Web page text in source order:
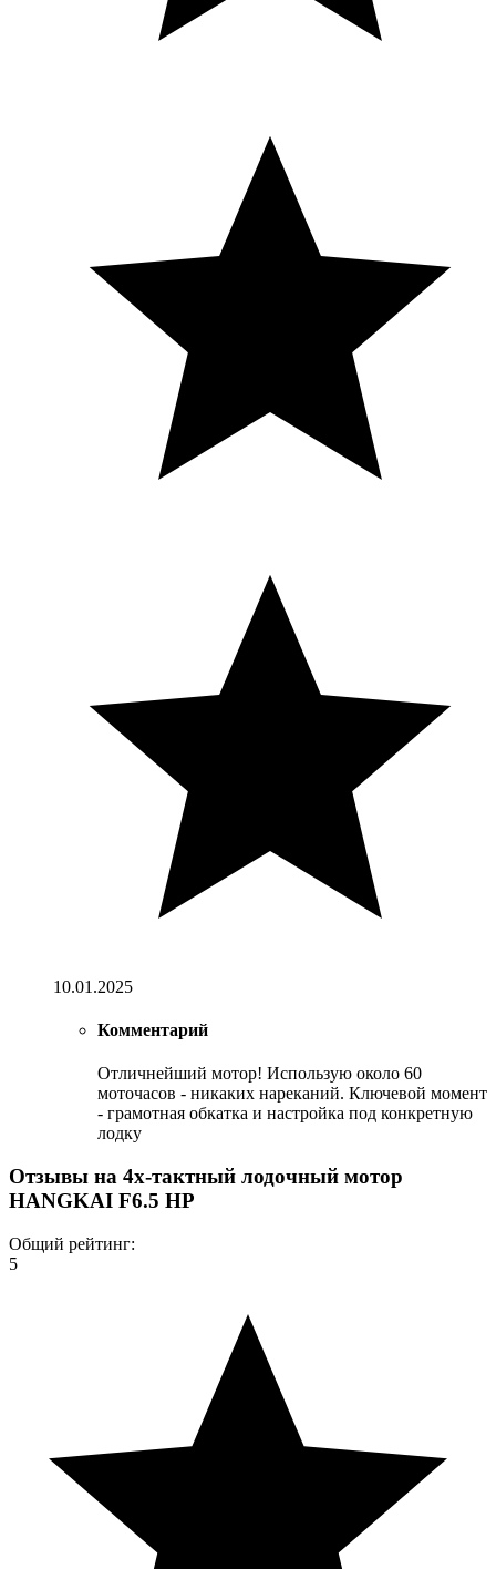
10.01.2025
Комментарий
Отличнейший мотор! Использую около 60
моточасов - никаких нареканий. Ключевой момент
- грамотная обкатка и настройка под конкретную
лодку
Отзывы на 4х-тактный лодочный мотор
HANGKAI F6.5 HP
Общий рейтинг:
5